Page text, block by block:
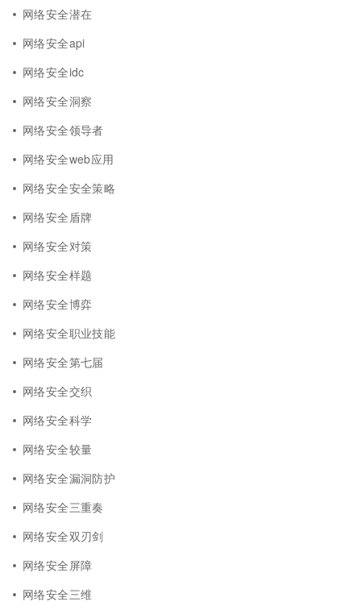
网络安全潜在
网络安全api
网络安全idc
网络安全洞察
网络安全领导者
网络安全web应用
网络安全安全策略
网络安全盾牌
网络安全对策
网络安全样题
网络安全博弈
网络安全职业技能
网络安全第七届
网络安全交织
网络安全科学
网络安全较量
网络安全漏洞防护
网络安全三重奏
网络安全双刃剑
网络安全屏障
网络安全三维